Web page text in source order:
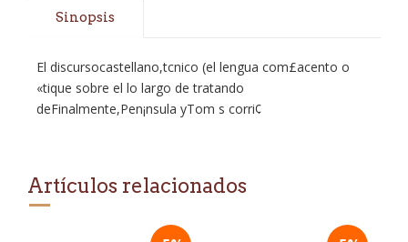
Sinopsis
El discursocastellano,tcnico (el lengua com£acento o
«tique sobre el lo largo de tratando
deFinalmente,Pen¡nsula yTom s corri¢
Artículos relacionados